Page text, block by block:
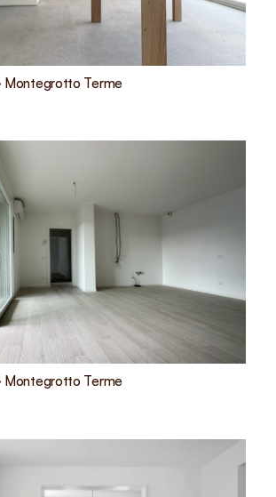
Montegrotto Terme
Montegrotto Terme